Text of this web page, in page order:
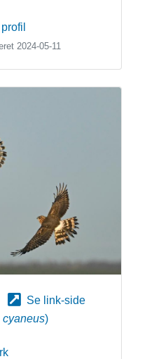
2024-05-11
Se link-side
cyaneus)